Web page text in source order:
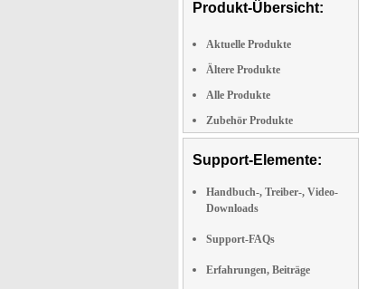
Produkt-Übersicht:
Aktuelle Produkte
Ältere Produkte
Alle Produkte
Zubehör Produkte
Support-Elemente:
Handbuch-, Treiber-, Video-
Downloads
Support-FAQs
Erfahrungen, Beiträge